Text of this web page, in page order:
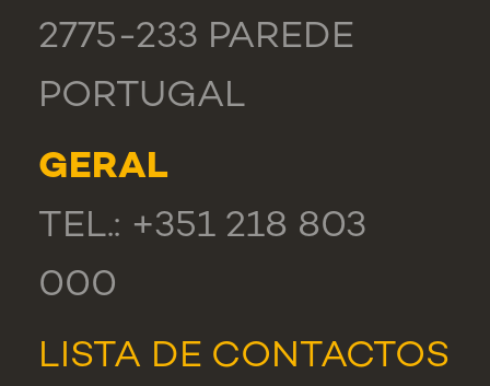
2775-233 PAREDE
PORTUGAL
GERAL
TEL.: +351 218 803
000
LISTA DE CONTACTOS